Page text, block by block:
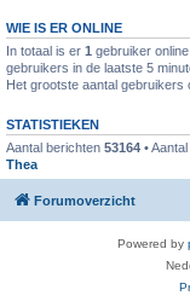
WIE IS ER ONLINE
In totaal is er 1 gebruiker
gebruikers in de laatste 5
Het grootste aantal gebruikers
STATISTIEKEN
Aantal berichten 53164 •
Thea
Forumoverzicht
Powered by